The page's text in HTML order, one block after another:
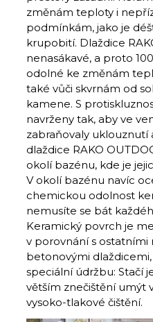
změnám teploty i
podmínkám, jako je
krupobití. Dlaždice
nenasákavé, a proto
odolné ke změnám
také vůči skvrnám od
kamene. S
navrženy tak, aby ve
zabraňovaly uklouznutí
dlaždice RAKO
okolí bazénu, kde je
V okolí bazénu navíc
chemickou odolnost
nemusíte se bát
Keramický povrch je
v porovnání s ostatními
betonovými
speciální údržbu: Stačí
větším znečištění umýt
vysoko-tlakové čištění.